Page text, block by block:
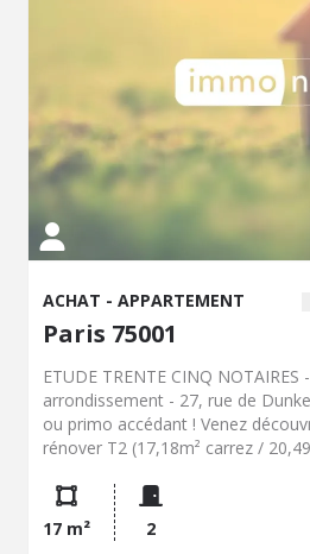
ACHAT - APPARTEMENT
Paris 75001
ETUDE TRENTE CINQ NOTAIRES
arrondissement - 27, rue de
ou primo accédant ! Venez
rénover T2 (17,18m² carrez /
copropriété de standing
gare du Nord et des commerces.
première pièce à usage de séjour
17 m² 2